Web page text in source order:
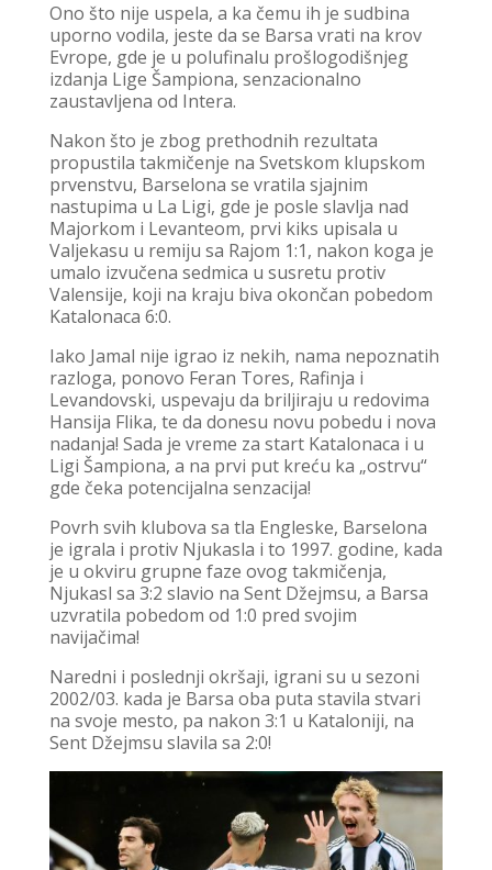
Ono što nije uspela, a ka čemu ih je sudbina
uporno vodila, jeste da se Barsa vrati na krov
Evrope, gde je u polufinalu prošlogodišnjeg
izdanja Lige Šampiona, senzacionalno
zaustavljena od Intera.
Nakon što je zbog prethodnih rezultata
propustila takmičenje na Svetskom klupskom
prvenstvu, Barselona se vratila sjajnim
nastupima u La Ligi, gde je posle slavlja nad
Majorkom i Levanteom, prvi kiks upisala u
Valjekasu u remiju sa Rajom 1:1, nakon koga je
umalo izvučena sedmica u susretu protiv
Valensije, koji na kraju biva okončan pobedom
Katalonaca 6:0.
Iako Jamal nije igrao iz nekih, nama nepoznatih
razloga, ponovo Feran Tores, Rafinja i
Levandovski, uspevaju da briljiraju u redovima
Hansija Flika, te da donesu novu pobedu i nova
nadanja! Sada je vreme za start Katalonaca i u
Ligi Šampiona, a na prvi put kreću ka „ostrvu“
gde čeka potencijalna senzacija!
Povrh svih klubova sa tla Engleske, Barselona
je igrala i protiv Njukasla i to 1997. godine, kada
je u okviru grupne faze ovog takmičenja,
Njukasl sa 3:2 slavio na Sent Džejmsu, a Barsa
uzvratila pobedom od 1:0 pred svojim
navijačima!
Naredni i poslednji okršaji, igrani su u sezoni
2002/03. kada je Barsa oba puta stavila stvari
na svoje mesto, pa nakon 3:1 u Kataloniji, na
Sent Džejmsu slavila sa 2:0!